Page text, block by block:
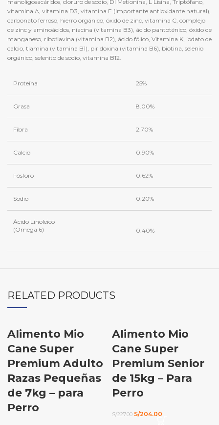
manoligosacáridos, cloruro de sodio, Dl Metionina, L Lisina, Triptófano,
vitamina A, vitamina D3, vitamina E (importante antioxidante natural),
carbonato ferroso, hierro orgánico, óxido de zinc, vitamina C, complejo
de zinc y aminoácidos, niacina (vitamina B3), ácido pantoténico, óxido de
manganeso, riboflavina (vitamina B2), ácido fólico, Vitamina K, iodato de
calcio, tiamina (vitamina B1), piridoxina (vitamina B6), biotina, selenio
orgánico, selenito de sodio, vitamina B12.
Proteína 25%
Grasa 8.00%
Fibra 2.70%
Calcio 0.90%
Fósforo 0.62%
Sodio 0.20%
Ácido Linoleico
(Omega 6)
0.40%
RELATED PRODUCTS
Alimento Mio
Cane Super
Premium Adulto
Razas Pequeñas
de 7kg – para
Perro
-10%
Alimento Mio
Cane Super
Premium Senior
de 15kg – Para
Perro
S/227.00 El
S/204.00